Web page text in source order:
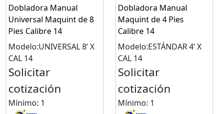
Dobladora Manual
Universal Maquint de 8
Pies Calibre 14
Modelo:UNIVERSAL 8’ X
CAL 14
Solicitar
cotización
Mínimo: 1
Dobladora Manual
Maquint de 4 Pies
Calibre 14
Modelo:ESTÁNDAR 4’ X
CAL 14
Solicitar
cotización
Mínimo: 1